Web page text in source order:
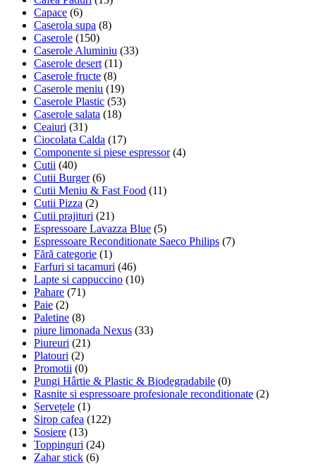
Capace (6)
Caserola supa (8)
Caserole (150)
Caserole Aluminiu (33)
Caserole desert (11)
Caserole fructe (8)
Caserole meniu (19)
Caserole Plastic (53)
Caserole salata (18)
Ceaiuri (31)
Ciocolata Calda (17)
Componente si piese espressor (4)
Cutii (40)
Cutii Burger (6)
Cutii Meniu & Fast Food (11)
Cutii Pizza (2)
Cutii prajituri (21)
Espressoare Lavazza Blue (5)
Espressoare Reconditionate Saeco Philips (7)
Fără categorie (1)
Farfuri si tacamuri (46)
Lapte si cappuccino (10)
Pahare (71)
Paie (2)
Paletine (8)
piure limonada Nexus (33)
Piureuri (21)
Platouri (2)
Promotii (0)
Pungi Hârtie & Plastic & Biodegradabile (0)
Rasnite si espressoare profesionale reconditionate (2)
Șervețele (1)
Sirop cafea (122)
Sosiere (13)
Toppinguri (24)
Zahar stick (6)